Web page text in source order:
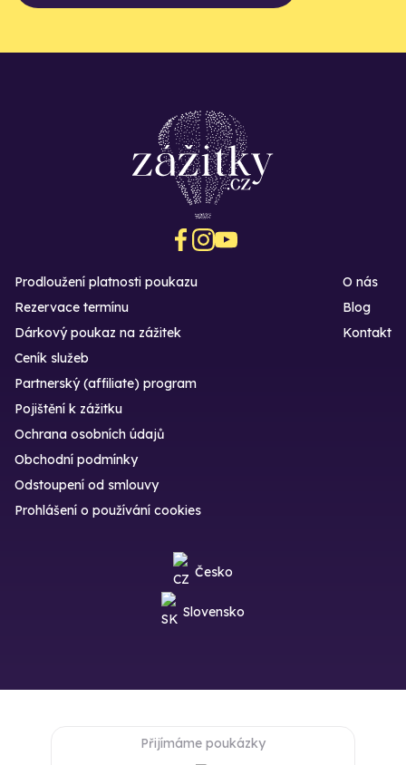
Prodloužení platnosti poukazu
Rezervace termínu
Dárkový poukaz na zážitek
O nás
Blog
Kontakt
Ceník služeb
Partnerský (affiliate) program
Pojištění k zážitku
Ochrana osobních údajů
Obchodní podmínky
Odstoupení od smlouvy
Prohlášení o používání cookies
Česko
Slovensko
Přijímáme poukázky